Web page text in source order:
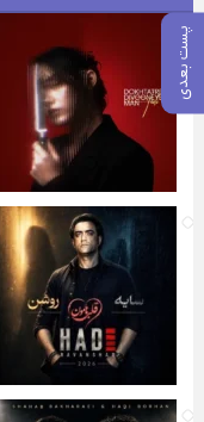
پست بعدی